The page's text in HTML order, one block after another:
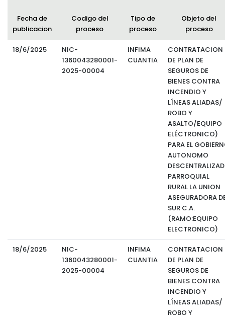
Fecha de
publicacion
Codigo del
proceso
Tipo de
proceso
Objeto del
proceso
18/6/2025
NIC-
1360043280001-
2025-00004
INFIMA
CUANTIA
CONTRATACION
DE PLAN DE
SEGUROS DE
BIENES CONTRA
INCENDIO Y
LÍNEAS ALIADAS/
ROBO Y
ASALTO/EQUIPO
ELÉCTRONICO)
PARA EL
AUTONOMO
PARROQUIAL
RURAL LA UNION
ASEGURADORA
SUR C.A.
(RAMO:EQUIPO
ELECTRONICO)
18/6/2025
NIC-
1360043280001-
2025-00004
INFIMA
CUANTIA
CONTRATACION
DE PLAN DE
SEGUROS DE
BIENES CONTRA
INCENDIO Y
LÍNEAS ALIADAS/
ROBO Y